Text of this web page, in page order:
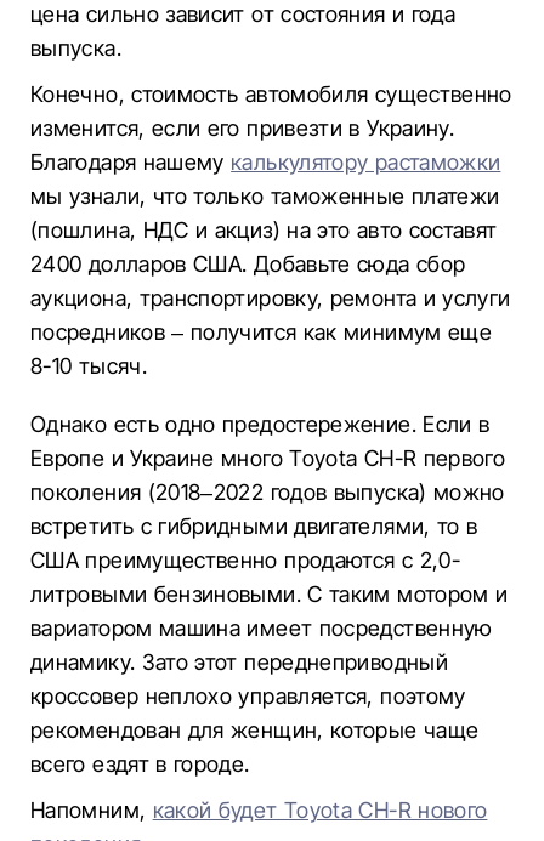
цена сильно зависит от состояния и года
выпуска.
Конечно, стоимость автомобиля существенно
изменится, если его привезти в Украину.
Благодаря нашему калькулятору растаможки
мы узнали, что только таможенные платежи
(пошлина, НДС и акциз) на это авто составят
2400 долларов США. Добавьте сюда сбор
аукциона, транспортировку, ремонта и услуги
посредников – получится как минимум еще
8-10 тысяч.
Однако есть одно предостережение. Если в
Европе и Украине много Toyota CH-R первого
поколения (2018–2022 годов выпуска) можно
встретить с гибридными двигателями, то в
США преимущественно продаются с 2,0-
литровыми бензиновыми. С таким мотором и
вариатором машина имеет посредственную
динамику. Зато этот переднеприводный
кроссовер неплохо управляется, поэтому
рекомендован для женщин, которые чаще
всего ездят в городе.
Напомним, какой будет Toyota CH-R нового